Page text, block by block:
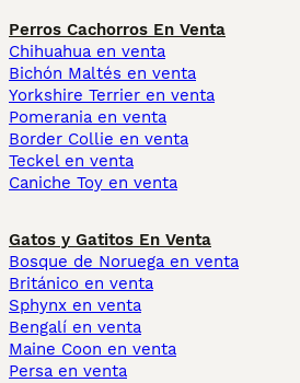
Perros Cachorros En Venta
Chihuahua en venta
Bichón Maltés en venta
Yorkshire Terrier en venta
Pomerania en venta
Border Collie en venta
Teckel en venta
Caniche Toy en venta
Gatos y Gatitos En Venta
Bosque de Noruega en venta
Británico en venta
Sphynx en venta
Bengalí en venta
Maine Coon en venta
Persa en venta